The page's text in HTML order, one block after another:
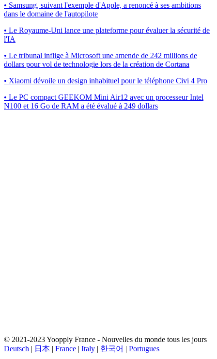
• Samsung, suivant l'exemple d'Apple, a renoncé à ses ambitions
dans le domaine de l'autopilote
• Le Royaume-Uni lance une plateforme pour évaluer la sécurité de
l'IA
• Le tribunal inflige à Microsoft une amende de 242 millions de
dollars pour vol de technologie lors de la création de Cortana
• Xiaomi dévoile un design inhabituel pour le téléphone Civi 4 Pro
• Le PC compact GEEKOM Mini Air12 avec un processeur Intel
N100 et 16 Go de RAM a été évalué à 249 dollars
© 2021-2023 Yoopply France - Nouvelles du monde tous les jours
Deutsch | 日本 | France | Italy | 한국어 | Portugues